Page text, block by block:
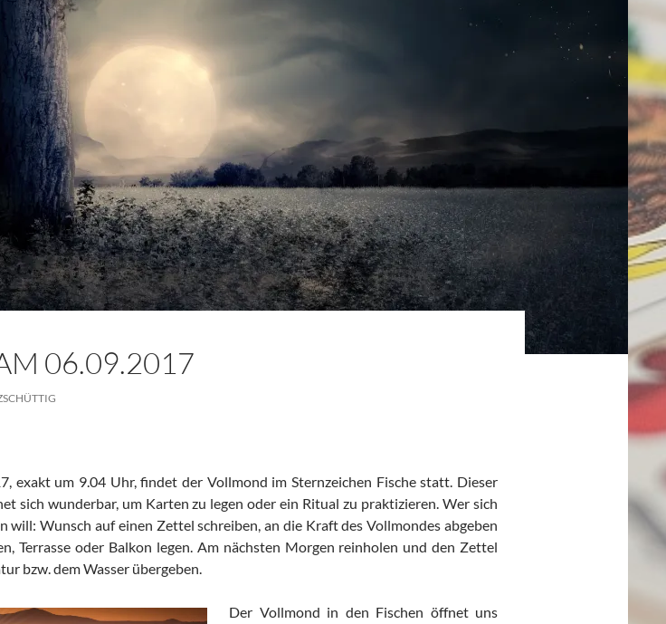
06.09.2017
exakt um 9.04 Uhr, findet der Vollmond im Sternzeichen Fische statt. Dieser
sich wunderbar, um Karten zu legen oder ein Ritual zu praktizieren. Wer sich
will: Wunsch auf einen Zettel schreiben, an die Kraft des Vollmondes abgeben
Terrasse oder Balkon legen. Am nächsten Morgen reinholen und den Zettel
bzw. dem Wasser übergeben.
Der Vollmond in den Fischen öffnet uns